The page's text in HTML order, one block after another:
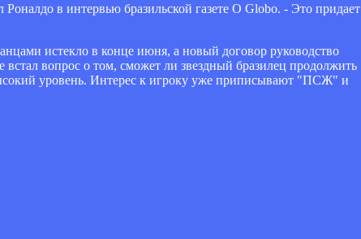
в интервью бразильской газете O Globo. - Это придает
истекло в конце июня, а новый договор руководство
вопрос о том, сможет ли звездный бразилец продолжить
уровень. Интерес к игроку уже приписывают "ПСЖ" и